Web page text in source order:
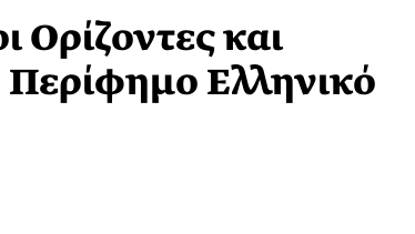
Oρίζοντες και
Περίφημο Ελληνικό